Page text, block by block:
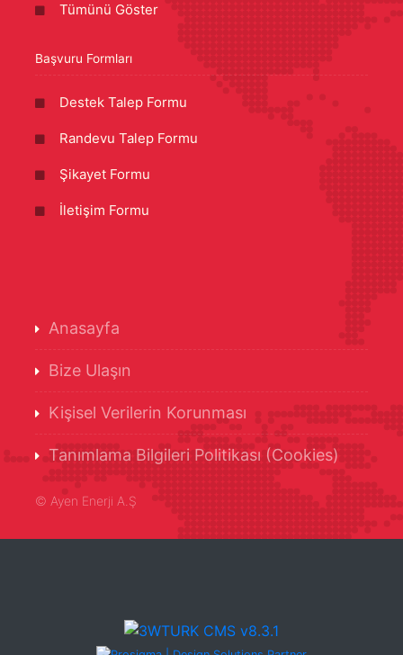
Tümünü Göster
Başvuru Formları
Destek Talep Formu
Randevu Talep Formu
Şikayet Formu
İletişim Formu
Anasayfa
Bize Ulaşın
Kişisel Verilerin Korunması
Tanımlama Bilgileri Politikası (Cookies)
© Ayen Enerji A.Ş